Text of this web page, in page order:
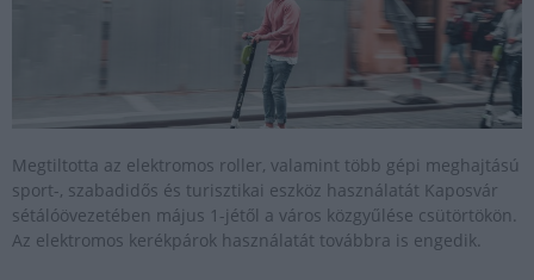
Megtiltotta az elektromos roller, valamint több gépi meghajtású
sport-, szabadidős és turisztikai eszköz használatát Kaposvár
sétálóövezetében május 1-jétől a város közgyűlése csütörtökön.
Az elektromos kerékpárok használatát továbbra is engedik.